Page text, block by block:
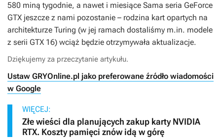
580 miną tygodnie, a nawet i miesiące Sama seria GeForce
GTX jeszcze z nami pozostanie – rodzina kart opartych na
architekturze Turing (w jej ramach dostaliśmy m.in. modele
z serii GTX 16) wciąż będzie otrzymywała aktualizacje.
Dziękujemy za przeczytanie artykułu.
Ustaw GRYOnline.pl jako preferowane źródło wiadomości
w Google
WIĘCEJ:
Złe wieści dla planujących zakup karty NVIDIA
RTX. Koszty pamięci znów idą w górę